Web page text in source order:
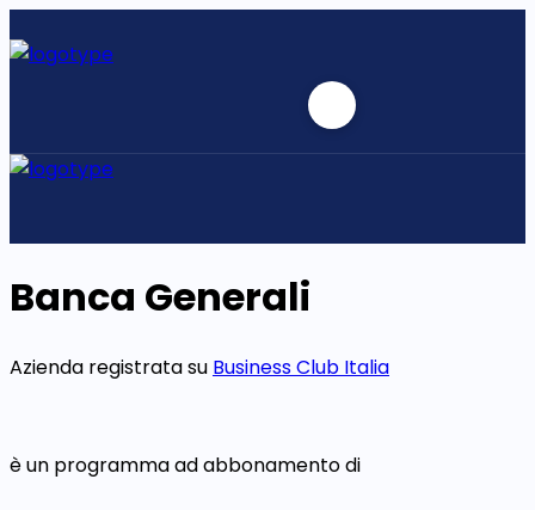
Banca Generali
Azienda registrata su Business Club Italia
è un programma ad abbonamento di